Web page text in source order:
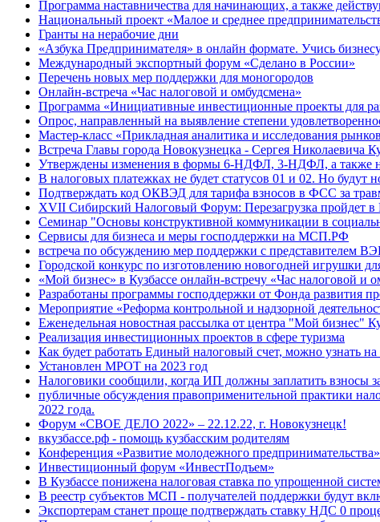
Программа наставничества для начинающих, а также
Национальный проект «Малое и среднее
Гранты на нерабочие дни
«Азбука Предпринимателя» в онлайн формате. Учись
Международный экспортный форум «Сделано в России»
Перечень новых мер поддержки для моногородов
Онлайн-встреча «Час налоговой и омбудсмена»
Программа «Инициативные инвестиционные проекты для
Опрос, направленный на выявление степени
Мастер-класс «Прикладная аналитика и исследования
Встреча Главы города Новокузнецка - Сергея Николаевича
Утверждены изменения в формы 6-НДФЛ, 3-НДФЛ, а также
В налоговых платежках не будет статусов 01 и 02. Но будут
Подтверждать код ОКВЭД для тарифа взносов в ФСС за
XVII Сибирский Налоговый Форум: Перезагрузка пройдет в
Семинар "Основы конструктивной коммуникации в
Сервисы для бизнеса и меры господдержки на МСП.РФ
встреча по обсуждению мер поддержки с представителем
Городской конкурс по изготовлению новогодней игрушки
«Мой бизнес» в Кузбассе онлайн-встречу «Час налоговой и
Разработаны программы господдержки от Фонда развития
Мероприятие «Реформа контрольной и надзорной
Еженедельная новостная рассылка от центра "Мой бизнес"
Реализация инвестиционных проектов в сфере туризма
Как будет работать Единый налоговый счет, можно узнать
Установлен МРОТ на 2023 год
Налоговики сообщили, когда ИП должны заплатить взносы
публичные обсуждения правоприменительной практики
2022 года.
Форум «СВОЕ ДЕЛО 2022» – 22.12.22, г. Новокузнецк!
вкузбассе.рф - помощь кузбасским родителям
Конференция «Развитие молодежного предпринимательства»
Инвестиционный форум «ИнвестПодъем»
В Кузбассе понижена налоговая ставка по упрощенной
В реестр субъектов МСП - получателей поддержки будут
Экспортерам станет проще подтверждать ставку НДС 0